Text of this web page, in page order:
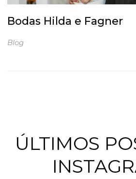
Bodas Hilda e Fagner
Blog
ÚLTIMOS